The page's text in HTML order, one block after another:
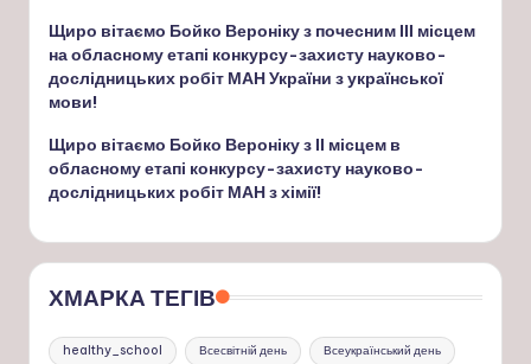
Щиро вітаємо Бойко Вероніку з почесним ІІІ місцем
на обласному етапі конкурсу-захисту науково-
дослідницьких робіт МАН України з української
мови!
Щиро вітаємо Бойко Вероніку з ІІ місцем в
обласному етапі конкурсу-захисту науково-
дослідницьких робіт МАН з хімії!
ХМАРКА ТЕГІВ
healthy_school Всесвітній день Всеукраїнський день